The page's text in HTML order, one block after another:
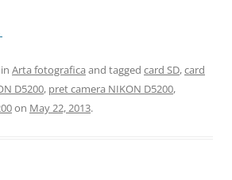
Arta fotografica and tagged card SD,card
D5200, pret camera NIKON D5200,
on May 22, 2013.